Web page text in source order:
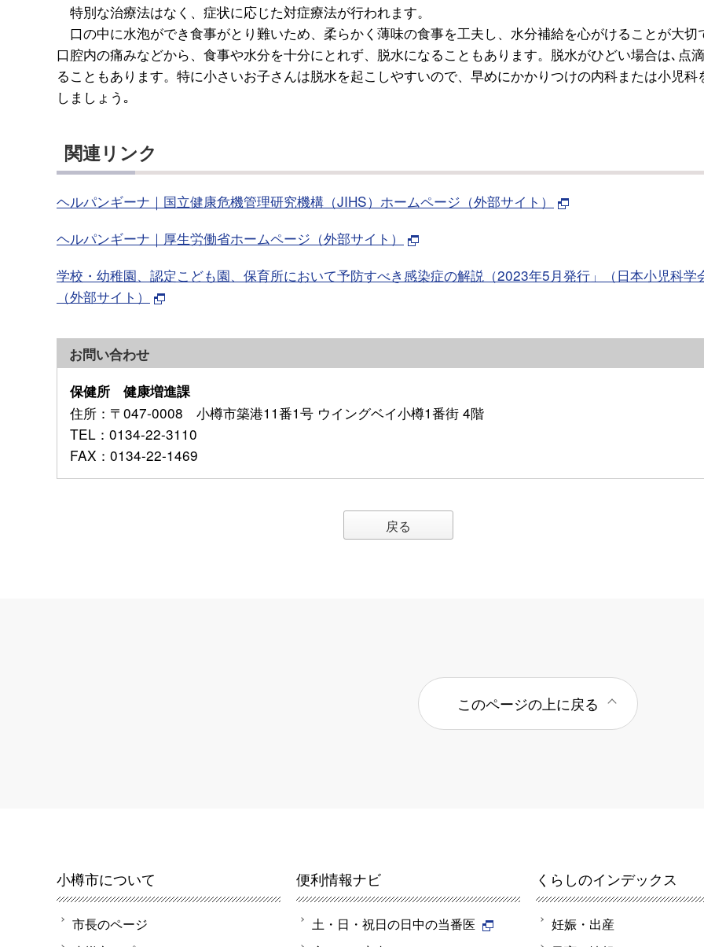
特別な治療法はなく、症状に応じた対症療法が行われます。
口の中に水泡ができ食事がとり難いため、柔らかく薄味の食事を工夫し、水分補給を心がけることが大切
口腔内の痛みなどから、食事や水分を十分にとれず、脱水になることもあります。脱水がひどい場合は､点
ることもあります。特に小さいお子さんは脱水を起こしやすいので、早めにかかりつけの内科または小児科
しましょう｡
関連リンク
ヘルパンギーナ｜国立健康危機管理研究機構（JIHS）ホームページ（外部サイト）
ヘルパンギーナ｜厚生労働省ホームページ（外部サイト）
学校・幼稚園、認定こども園、保育所において予防すべき感染症の解説（2023年5月発行」（日本小児科学
（外部サイト）
お問い合わせ
保健所 健康増進課
住所 ：〒047-0008 小樽市築港11番1号 ウイングベイ小樽1番街 4階
TEL ：0134-22-3110
FAX ：0134-22-1469
戻る
このページの上に戻る
小樽市について
市長のページ
便利情報ナビ
土・日・祝日の日中の当番医
くらしのインデックス
妊娠・出産